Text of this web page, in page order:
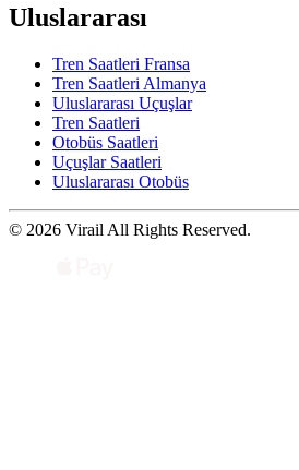
Uluslararası
Tren Saatleri Fransa
Tren Saatleri Almanya
Uluslararası Uçuşlar
Tren Saatleri
Otobüs Saatleri
Uçuşlar Saatleri
Uluslararası Otobüs
© 2026 Virail All Rights Reserved.